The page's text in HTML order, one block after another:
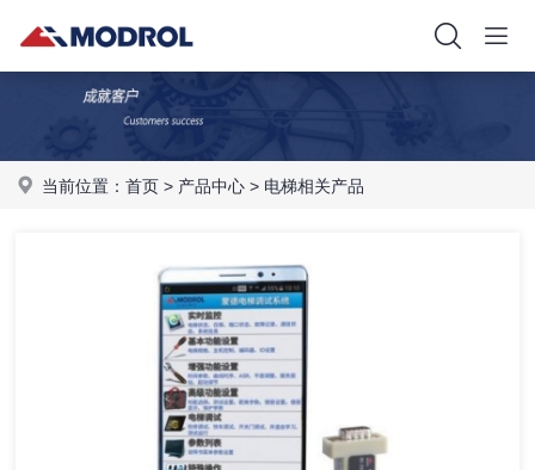
当前位置：首页 > 产品中心 > 电梯相关产品